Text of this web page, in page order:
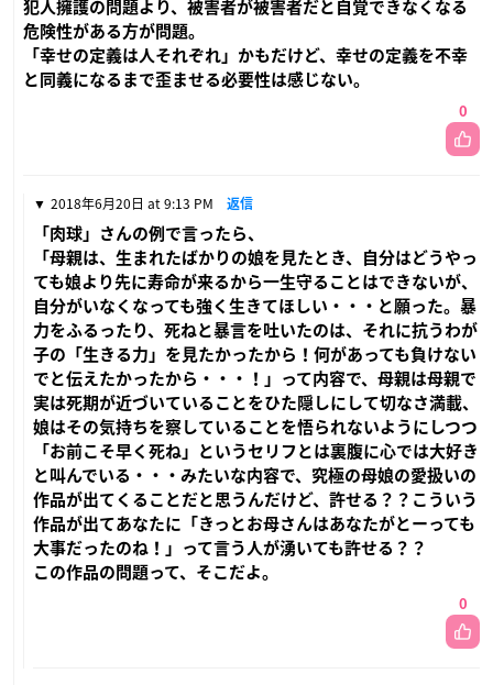
犯人擁護の問題より、被害者が被害者だと自覚できなくなる
危険性がある方が問題。
「幸せの定義は人それぞれ」かもだけど、幸せの定義を不幸
と同義になるまで歪ませる必要性は感じない。
0
2018年6月20日 at 9:13 PM 返信
「肉球」さんの例で言ったら、
「母親は、生まれたばかりの娘を見たとき、自分はどうやっ
ても娘より先に寿命が来るから一生守ることはできないが、
自分がいなくなっても強く生きてほしい・・・と願った。暴
力をふるったり、死ねと暴言を吐いたのは、それに抗うわが
子の「生きる力」を見たかったから！何があっても負けない
でと伝えたかったから・・・！」って内容で、母親は母親で
実は死期が近づいていることをひた隠しにして切なさ満載、
娘はその気持ちを察していることを悟られないようにしつつ
「お前こそ早く死ね」というセリフとは裏腹に心では大好き
と叫んでいる・・・みたいな内容で、究極の母娘の愛扱いの
作品が出てくることだと思うんだけど、許せる？？こういう
作品が出てあなたに「きっとお母さんはあなたがとーっても
大事だったのね！」って言う人が湧いても許せる？？
この作品の問題って、そこだよ。
0